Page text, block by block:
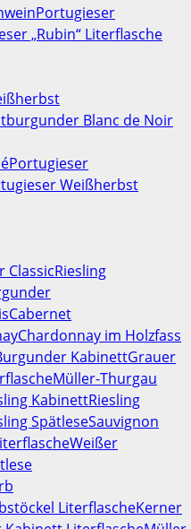
Portugieser
„Rubin“ Literflasche
Blanc de Noir
Portugieser
Weißherbst
ClassicRiesling
Cabernet
Chardonnay im Holzfass
KabinettGrauer
Müller-Thurgau
KabinettRiesling
SpätleseSauvignon
Weißer
LiterflascheKerner